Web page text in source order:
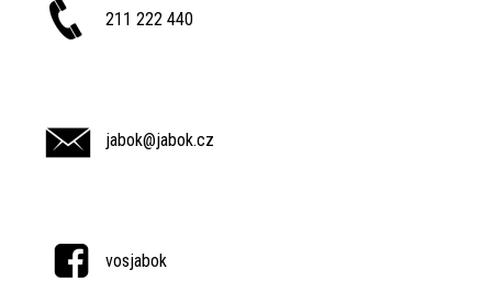
211 222 440
jabok@jabok.cz
vosjabok